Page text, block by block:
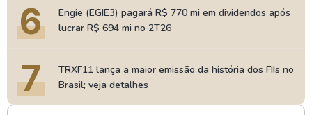
6
Engie (EGIE3) pagará R$ 770 mi em dividendos após
lucrar R$ 694 mi no 2T26
7
TRXF11 lança a maior emissão da história dos FIIs no
Brasil; veja detalhes